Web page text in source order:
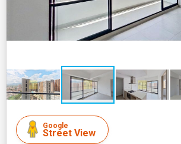
Google
Street View